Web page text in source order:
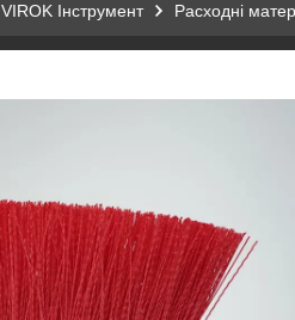
VIROK Інструмент Расходні